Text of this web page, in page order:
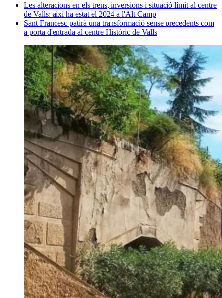
Les alteracions en els trens, inversions i situació límit al centre
de Valls: així ha estat el 2024 a l'Alt Camp
Sant Francesc patirà una transformació sense precedents com
a porta d'entrada al centre Històric de Valls